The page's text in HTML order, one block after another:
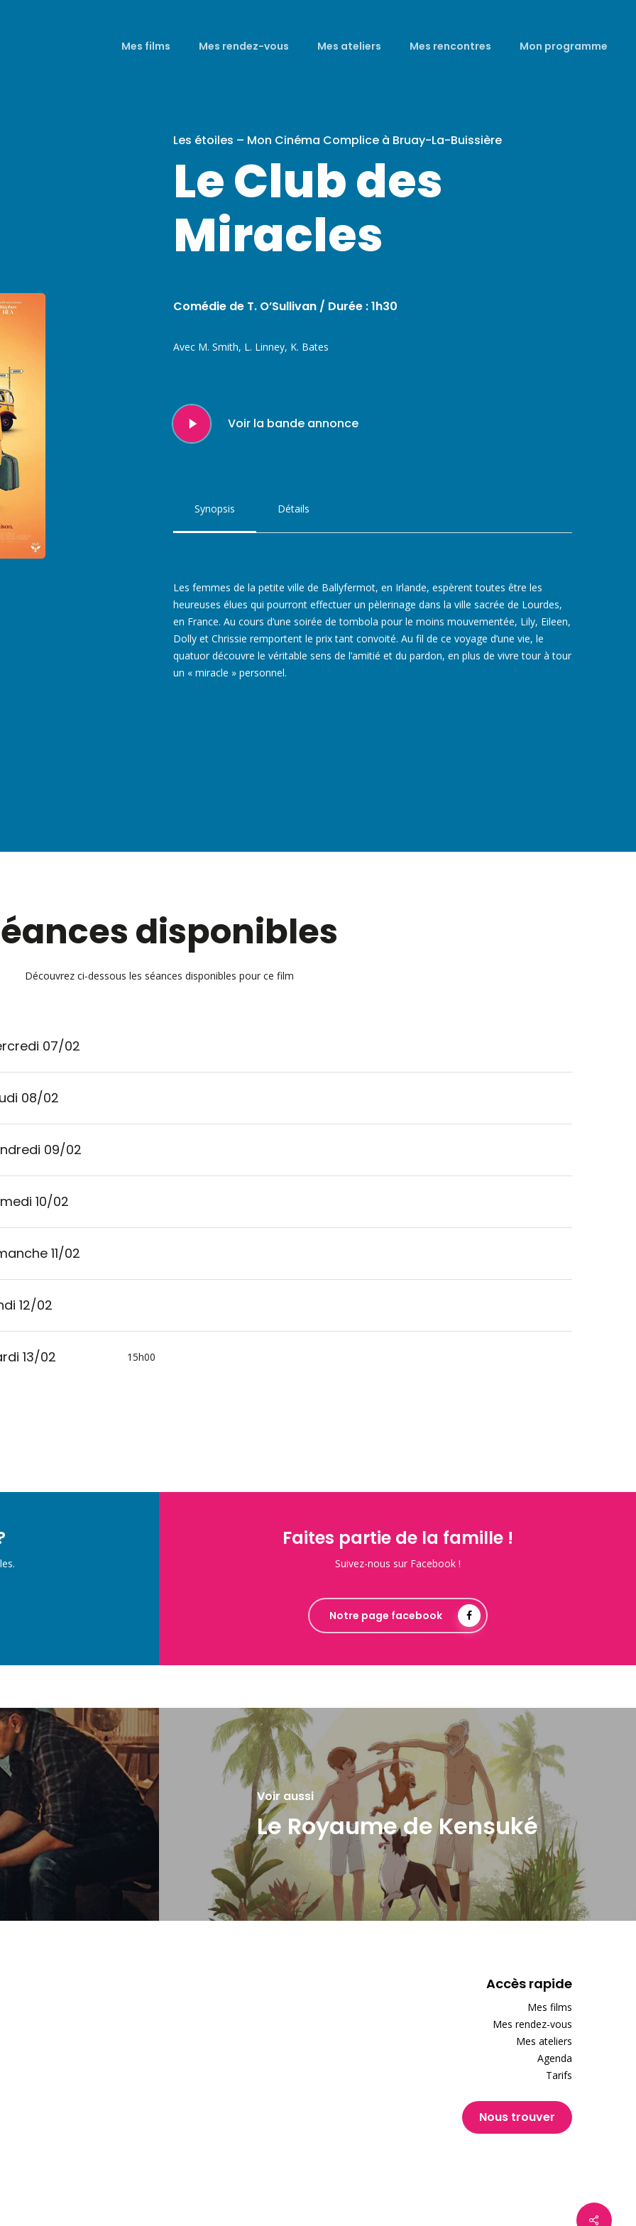
Mes films Mes rendez-vous Mes ateliers Mes rencontres Mon programme
Les étoiles – Mon Cinéma Complice à Bruay-La-Buissière
Le Club des
Miracles
Comédie de T. O’Sullivan / Durée : 1h30
Avec M. Smith, L. Linney, K. Bates
Play
Video
Voir la bande annonce
Synopsis Détails
Les femmes de la petite ville de Ballyfermot, en Irlande, espèrent toutes être les
heureuses élues qui pourront effectuer un pèlerinage dans la ville sacrée de Lourdes,
en France. Au cours d’une soirée de tombola pour le moins mouvementée, Lily, Eileen,
Dolly et Chrissie remportent le prix tant convoité. Au fil de ce voyage d’une vie, le
quatuor découvre le véritable sens de l’amitié et du pardon, en plus de vivre tour à tour
un « miracle » personnel.
disponibles
Découvrez ci-dessous les séances disponibles pour ce film
07/02
08/02
09/02
10/02
11/02
12/02
13/02 15h00
Faites partie de la famille !
Suivez-nous sur Facebook !
Notre page facebook
Voir aussi
Le Royaume de Kensuké
Accès rapide
Mes films
Mes rendez-vous
Mes ateliers
Agenda
Tarifs
Nous trouver